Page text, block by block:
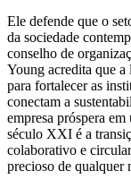
Ele defende que o
da sociedade
conselho de
Young acredita que
para fortalecer as
conectam a
empresa próspera
século XXI é a
colaborativo e
precioso de qualquer